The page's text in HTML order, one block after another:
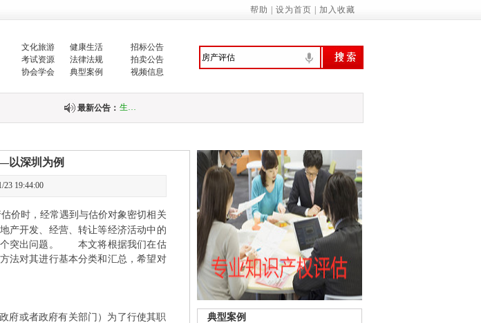
帮助 设为首页 加入收藏
文化旅游
健康生活
考试资源
法律法规
协会学会
典型案例
招标公告
拍卖公告
视频信息
最新公告：
国家发展改革委：制定促进经济社会发展全面绿色转型
增强生态文明意识 提高环境保护自觉——来自首个全国
全面推进乡村振兴绘就新图景
中央财政紧急预拨10亿元 支持国家蓄滞洪区受灾群众尽
快…
关于印发《国家基本公共服务标准（2023年版）》的通知
关于完善政府诚信履约机制优化民营经济发展环境的通知
财政部新疆监管局：“三坚持”做深做实地方财政运行分…
以深圳为例
19:44:00
价时，经常遇到与估价对象密切相关
产开发、经营、转让等经济活动中的
个突出问题。 本文将根据我们在估
法对其进行基本分类和汇总，希望对
或者政府有关部门）为了行使其职
典型案例